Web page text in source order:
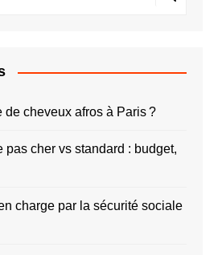
de cheveux afros à Paris ?
pas cher vs standard : budget,
charge par la sécurité sociale